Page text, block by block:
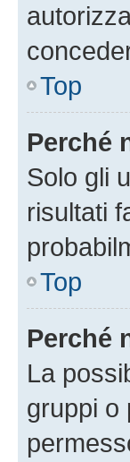
Top
Perché
Solo gli
risultati
Top
Perché
La
gruppi o